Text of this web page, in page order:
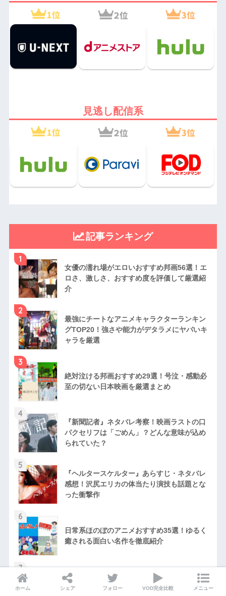
見逃し配信系
記事ランキング
1
女優の濡れ場がエロいおすすめ邦画56選！エ
ロさ、激しさ、おすすめ度を評価して厳選紹
介
2
最強にチートなアニメキャラクターランキン
グTOP20！強さや能力がデタラメにヤバいキ
ャラを厳選
3
絶対泣ける邦画おすすめ29選！号泣・感動必
至の切ない日本映画を厳選まとめ
4
『新聞記者』ネタバレ考察！映画ラストの口
パクセリフは「ごめん」？どんな意味が込め
られていた？
5
『ヘルタースケルター』あらすじ・ネタバレ
感想！沢尻エリカの体当たり演技も話題とな
った衝撃作
6
日常系ほのぼのアニメおすすめ35選！ゆるく
癒される面白い名作を徹底紹介
7
『三食ごはん』シリーズ1〜シリーズ9完全ま
とめ！韓国で不動の人気を誇るバラエティー
ホーム シェア フォロー VOD完全比較 メニュー